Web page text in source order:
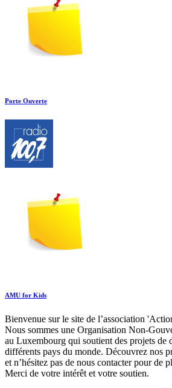
Porte Ouverte
AMU for Kids
Bienvenue sur le site de l’association
Nous sommes une Organisation Non-
au Luxembourg qui soutient des projets de
différents pays du monde. Découvrez nos
et n’hésitez pas de nous contacter pour de
Merci de votre intérêt et votre soutien.